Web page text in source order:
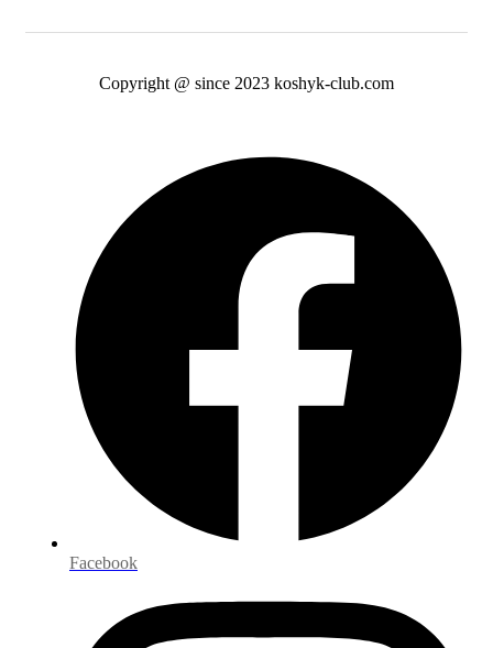
Copyright @ since 2023 koshyk-club.com
Facebook